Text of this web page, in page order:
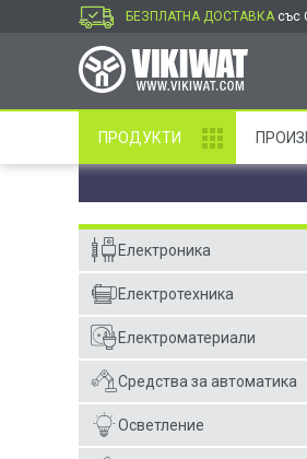
БЕЗПЛАТНА ДОСТАВКА със
ПРОДУКТИ
Електроника
Електротехника
Електроматериали
Средства за автоматика
Осветление